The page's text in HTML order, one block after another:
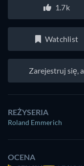
1.7k
Watchlist
Zarejestruj się,
REŻYSERIA
Roland Emmerich
OCENA